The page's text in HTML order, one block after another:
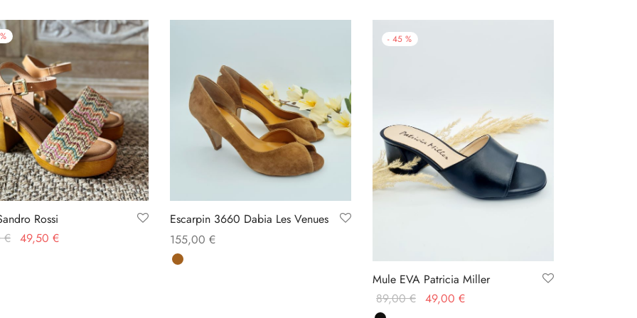
%
Rossi
€ Le prix
49,50 €
options
Escarpin 3660 Dabia Les Venues
155,00 €
Choix des options
- 45 %
Mule EVA Patricia Miller
89,00€ Le prix
49,00 €